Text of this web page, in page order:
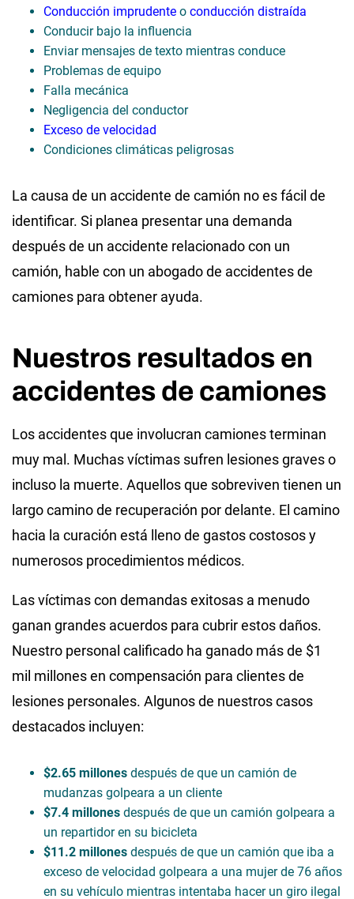
Conducción imprudente o conducción distraída
Conducir bajo la influencia
Enviar mensajes de texto mientras conduce
Problemas de equipo
Falla mecánica
Negligencia del conductor
Exceso de velocidad
Condiciones climáticas peligrosas
La causa de un accidente de camión no es fácil de
identificar. Si planea presentar una demanda
después de un accidente relacionado con un
camión, hable con un abogado de accidentes de
camiones para obtener ayuda.
Nuestros resultados en
accidentes de camiones
Los accidentes que involucran camiones terminan
muy mal. Muchas víctimas sufren lesiones graves o
incluso la muerte. Aquellos que sobreviven tienen un
largo camino de recuperación por delante. El camino
hacia la curación está lleno de gastos costosos y
numerosos procedimientos médicos.
Las víctimas con demandas exitosas a menudo
ganan grandes acuerdos para cubrir estos daños.
Nuestro personal calificado ha ganado más de $1
mil millones en compensación para clientes de
lesiones personales. Algunos de nuestros casos
destacados incluyen:
$2.65 millones después de que un camión de
mudanzas golpeara a un cliente
$7.4 millones después de que un camión golpeara a
un repartidor en su bicicleta
$11.2 millones después de que un camión que iba a
exceso de velocidad golpeara a una mujer de 76 años
en su vehículo mientras intentaba hacer un giro ilegal